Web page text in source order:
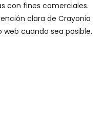
con fines comerciales.
clara de Crayonia
cuando sea posible.